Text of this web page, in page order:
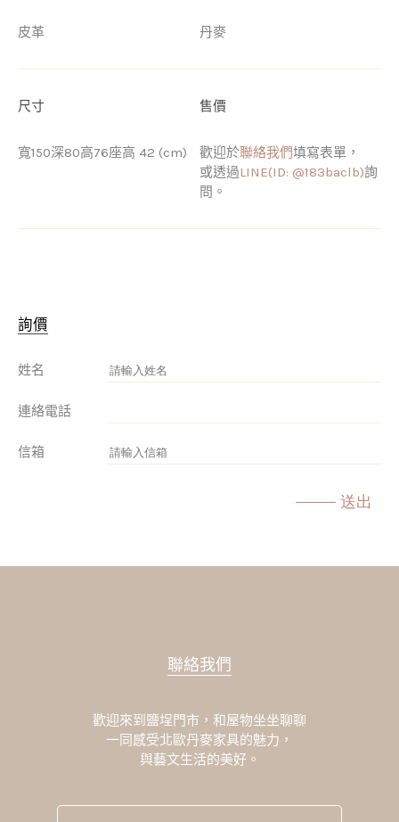
皮革 丹麥
尺寸
寬150深80高76座高 42 (cm)
售價
歡迎於聯絡我們填寫表單，
或透過LINE(ID: @183baclb)詢
問。
詢價
姓名
連絡電話
信箱
送出
聯絡我們
歡迎來到鹽埕門市，和屋物坐坐聊聊
一同感受北歐丹麥家具的魅力，
與藝文生活的美好。